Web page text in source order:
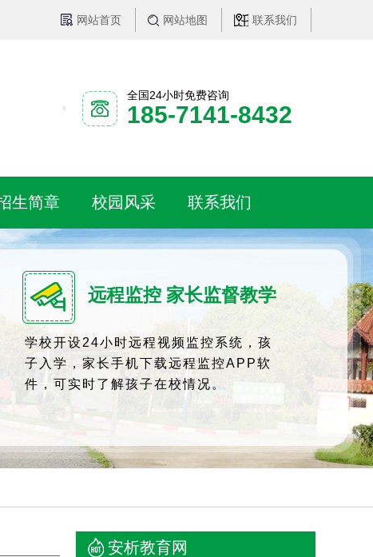
网站首页 网站地图 联系我们
全国24小时免费咨询
185-7141-8432
生简章 校园风采 联系我们
远程监控 家长监督教学
学校开设24小时远程视频监控系统，孩
子入学，家长手机下载远程监控APP软
件，可实时了解孩子在校情况。
安析教育网